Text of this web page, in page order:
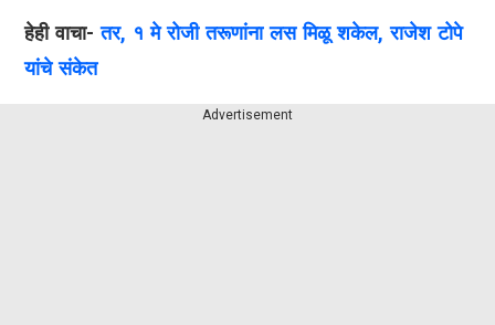
हेही वाचा-तर, १ मे रोजी तरूणांना लस मिळू शकेल, राजेश टोपे
यांचे संकेत
Advertisement